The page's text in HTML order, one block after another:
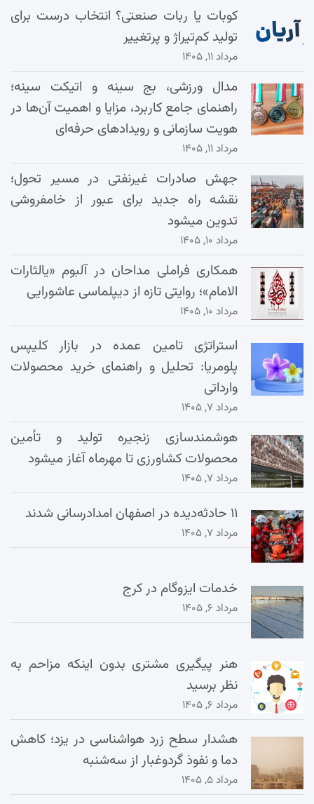
کوبات یا ربات صنعتی؟ انتخاب درست برای
تولید کم‌تیراژ و پرتغییر
مرداد ۱۱, ۱۴۰۵
مدال ورزشی، بج سینه و اتیکت سینه؛
راهنمای جامع کاربرد، مزایا و اهمیت آن‌ها در
هویت سازمانی و رویدادهای حرفه‌ای
مرداد ۱۱, ۱۴۰۵
جهش صادرات غیرنفتی در مسیر تحول؛
نقشه راه جدید برای عبور از خامفروشی
تدوین میشود
مرداد ۱۰, ۱۴۰۵
همکاری فراملی مداحان در آلبوم «یالثارات
الامام»؛ روایتی تازه از دیپلماسی عاشورایی
مرداد ۱۰, ۱۴۰۵
استراتژی تامین عمده در بازار کلیپس
پلومریا: تحلیل و راهنمای خرید محصولات
وارداتی
مرداد ۷, ۱۴۰۵
هوشمندسازی زنجیره تولید و تأمین
محصولات کشاورزی تا مهرماه آغاز میشود
مرداد ۷, ۱۴۰۵
۱۱ حادثه‌دیده در اصفهان امدادرسانی شدند
مرداد ۷, ۱۴۰۵
خدمات ایزوگام در کرج
مرداد ۶, ۱۴۰۵
هنر پیگیری مشتری بدون اینکه مزاحم به
نظر برسید
مرداد ۶, ۱۴۰۵
هشدار سطح زرد هواشناسی در یزد؛ کاهش
دما و نفوذ گردوغبار از سه‌شنبه
مرداد ۵, ۱۴۰۵